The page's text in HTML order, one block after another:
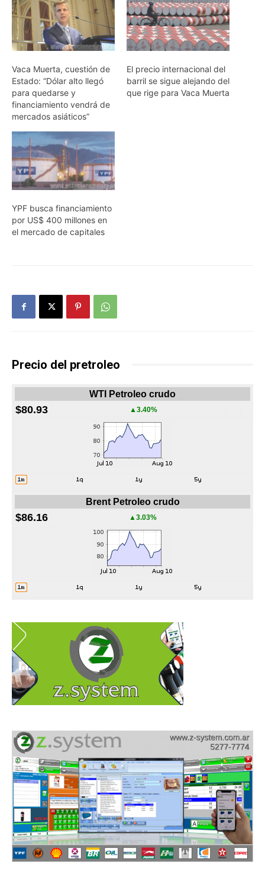
Vaca Muerta, cuestión de
Estado: “Dólar alto llegó
para quedarse y
financiamiento vendrá de
mercados asiáticos”
El precio internacional del
barril se sigue alejando del
que rige para Vaca Muerta
YPF busca financiamiento
por US$ 400 millones en
el mercado de capitales
Precio del pretroleo
WTI Petroleo crudo
$80.93 ▲3.40%
Brent Petroleo crudo
$86.16 ▲3.03%